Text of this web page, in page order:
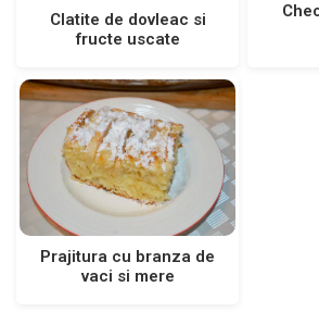
Clatite de dovleac si
fructe uscate
Prajitura cu branza de
vaci si mere